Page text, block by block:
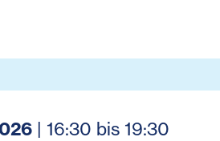
| 16:30 bis 19:30